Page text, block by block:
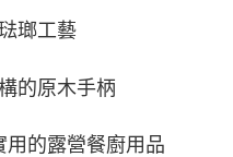
瑯工藝
的原木手柄
的露營餐廚用品